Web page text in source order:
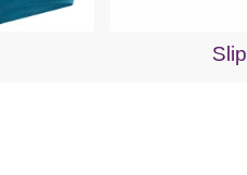
Slip